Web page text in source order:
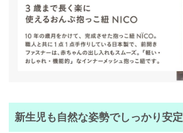
新生児も自然な姿勢でしっかり安定